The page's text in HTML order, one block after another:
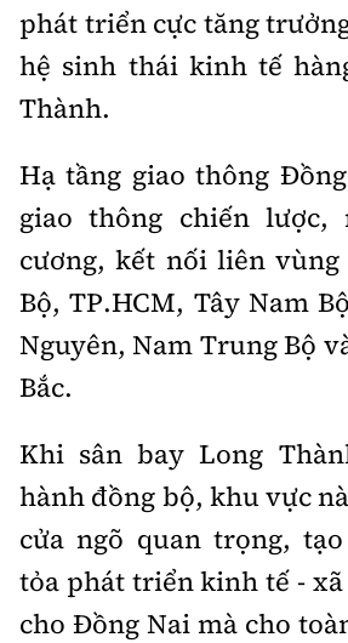
phát triển cực tăng
hệ sinh thái kinh tế
Thành.
Hạ tầng giao thông
giao thông chiến
cương, kết nối liên
Bộ, TP.HCM, Tây Nam
Nguyên, Nam Trung Bộ
Bắc.
Khi sân bay Long
hành đồng bộ, khu vực
cửa ngõ quan trọng,
tỏa phát triển kinh tế -
cho Đồng Nai mà cho